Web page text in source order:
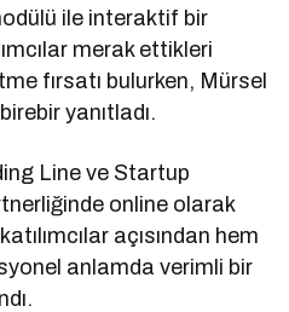
ile interaktif bir
merak ettikleri
fırsatı bulurken, Mürsel
yanıtladı.
Line ve Startup
online olarak
açısından hem
anlamda verimli bir